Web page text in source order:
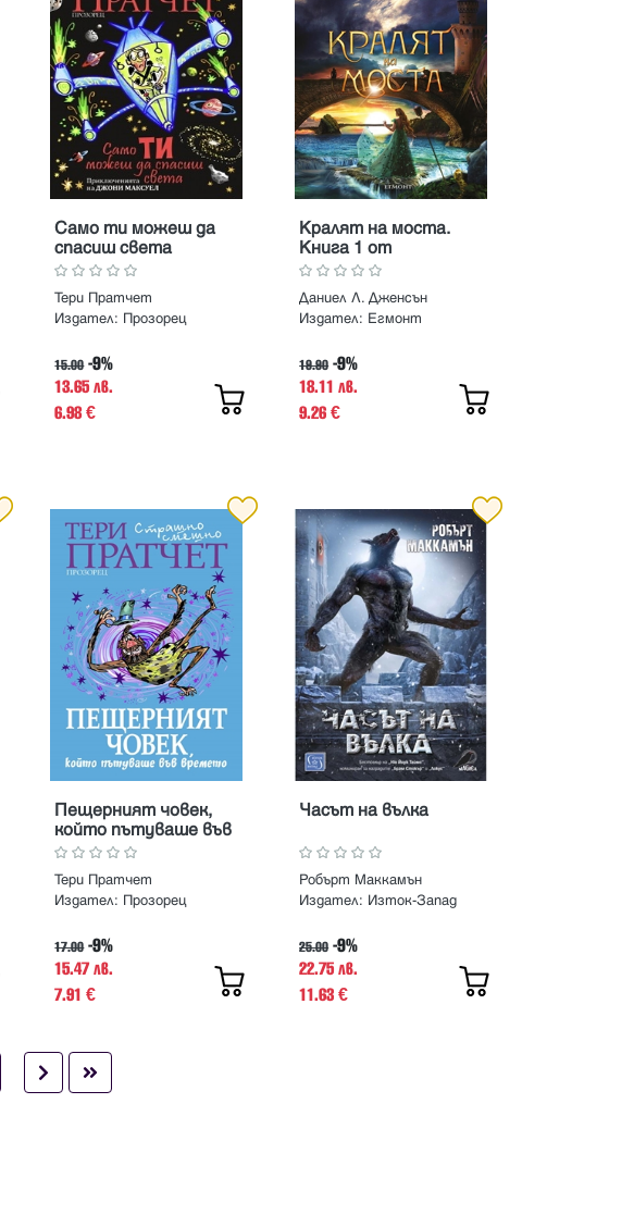
Само ти можеш да
спасиш света
Тери Пратчет
Издател: Прозорец
15.00 -9%
13.65 лв.
6.98€
Кралят на моста.
Книга 1 от
Кралството на моста
Даниел Л. Дженсън
Издател: Егмонт
19.90 -9%
18.11 лв.
9.26€
Пещерният човек,
който пътуваше във
времето
Тери Пратчет
Издател: Прозорец
17.00 -9%
15.47 лв.
7.91€
Часът на вълка
Робърт Маккамън
Издател: Изток-Запад
25.00 -9%
22.75 лв.
11.63€